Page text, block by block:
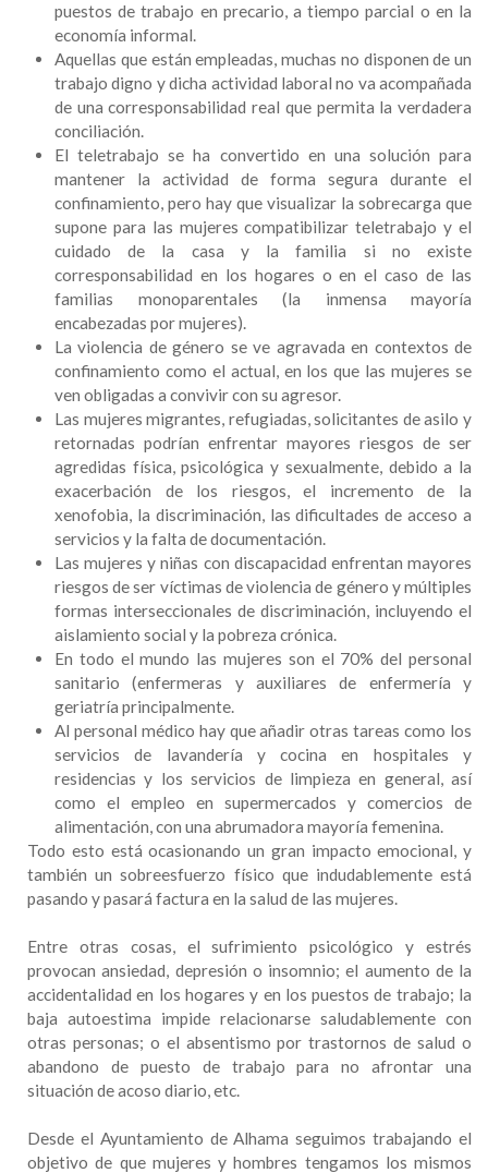
puestos de trabajo en precario, a tiempo parcial o en la
economía informal.
Aquellas que están empleadas, muchas no disponen de un
trabajo digno y dicha actividad laboral no va acompañada
de una corresponsabilidad real que permita la verdadera
conciliación.
El teletrabajo se ha convertido en una solución para
mantener la actividad de forma segura durante el
confinamiento, pero hay que visualizar la sobrecarga que
supone para las mujeres compatibilizar teletrabajo y el
cuidado de la casa y la familia si no existe
corresponsabilidad en los hogares o en el caso de las
familias monoparentales (la inmensa mayoría
encabezadas por mujeres).
La violencia de género se ve agravada en contextos de
confinamiento como el actual, en los que las mujeres se
ven obligadas a convivir con su agresor.
Las mujeres migrantes, refugiadas, solicitantes de asilo y
retornadas podrían enfrentar mayores riesgos de ser
agredidas física, psicológica y sexualmente, debido a la
exacerbación de los riesgos, el incremento de la
xenofobia, la discriminación, las dificultades de acceso a
servicios y la falta de documentación.
Las mujeres y niñas con discapacidad enfrentan mayores
riesgos de ser víctimas de violencia de género y múltiples
formas interseccionales de discriminación, incluyendo el
aislamiento social y la pobreza crónica.
En todo el mundo las mujeres son el 70% del personal
sanitario (enfermeras y auxiliares de enfermería y
geriatría principalmente.
Al personal médico hay que añadir otras tareas como los
servicios de lavandería y cocina en hospitales y
residencias y los servicios de limpieza en general, así
como el empleo en supermercados y comercios de
alimentación, con una abrumadora mayoría femenina.
Todo esto está ocasionando un gran impacto emocional, y
también un sobreesfuerzo físico que indudablemente está
pasando y pasará factura en la salud de las mujeres.
Entre otras cosas, el sufrimiento psicológico y estrés
provocan ansiedad, depresión o insomnio; el aumento de la
accidentalidad en los hogares y en los puestos de trabajo; la
baja autoestima impide relacionarse saludablemente con
otras personas; o el absentismo por trastornos de salud o
abandono de puesto de trabajo para no afrontar una
situación de acoso diario, etc.
Desde el Ayuntamiento de Alhama seguimos trabajando el
objetivo de que mujeres y hombres tengamos los mismos